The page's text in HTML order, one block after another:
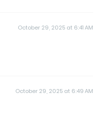
October 29, 2025 at 6:41 AM
October 29, 2025 at 6:49 AM